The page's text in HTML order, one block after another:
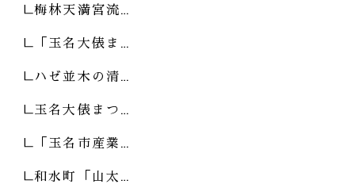
梅林天満宮流…
「玉名大俵ま…
ハゼ並木の清…
玉名大俵まつ…
「玉名市産業…
和水町「山太…